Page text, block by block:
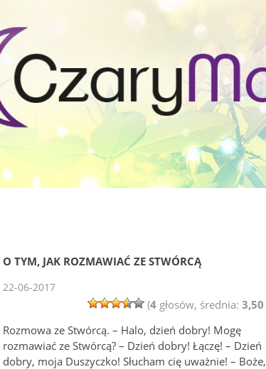
O TYM, JAK ROZMAWIAĆ ZE STWÓRCĄ
22-06-2017
(4 głosów, średnia:3,50
Rozmowa ze Stwórcą. – Halo, dzień dobry! Mogę
rozmawiać ze Stwórcą? – Dzień dobry! Łączę! – Dzień
dobry, moja Duszyczko! Słucham cię uważnie! – Boże,